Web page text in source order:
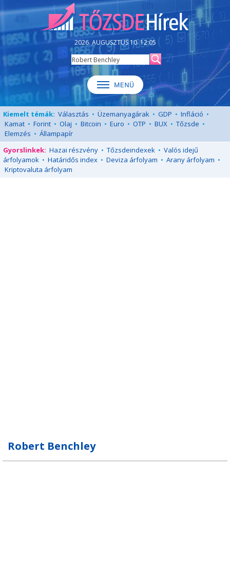
2026. AUGUSZTUS 10. 12:05
Kiemelt témák: Választás • Üzemanyagárak • GDP • Infláció •
Kamat • Forint • Olaj • Bitcoin • Euro • OTP • BUX • Tőzsde •
Elemzés • Állampapír
Gyorslinkek: Hazai részvény • Tőzsdeindexek • Valós idejű
árfolyamok • Határidős index • Deviza árfolyam • Arany árfolyam •
Kriptovaluta árfolyam
Robert Benchley